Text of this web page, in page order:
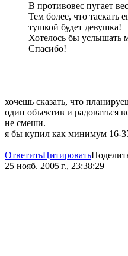
В противовес пугает
Тем более, что таскать
тушкой будет девушка!
Хотелось бы услышать
Спасибо!
хочешь сказать, что
один объектив и радоваться
не смеши.
я бы купил как минимум 16-
ОтветитьЦитировать
25 нояб. 2005 г., 23:38:29